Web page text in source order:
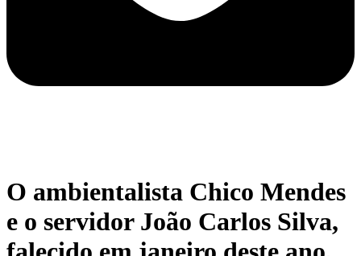
O ambientalista Chico Mendes
e o servidor João Carlos Silva,